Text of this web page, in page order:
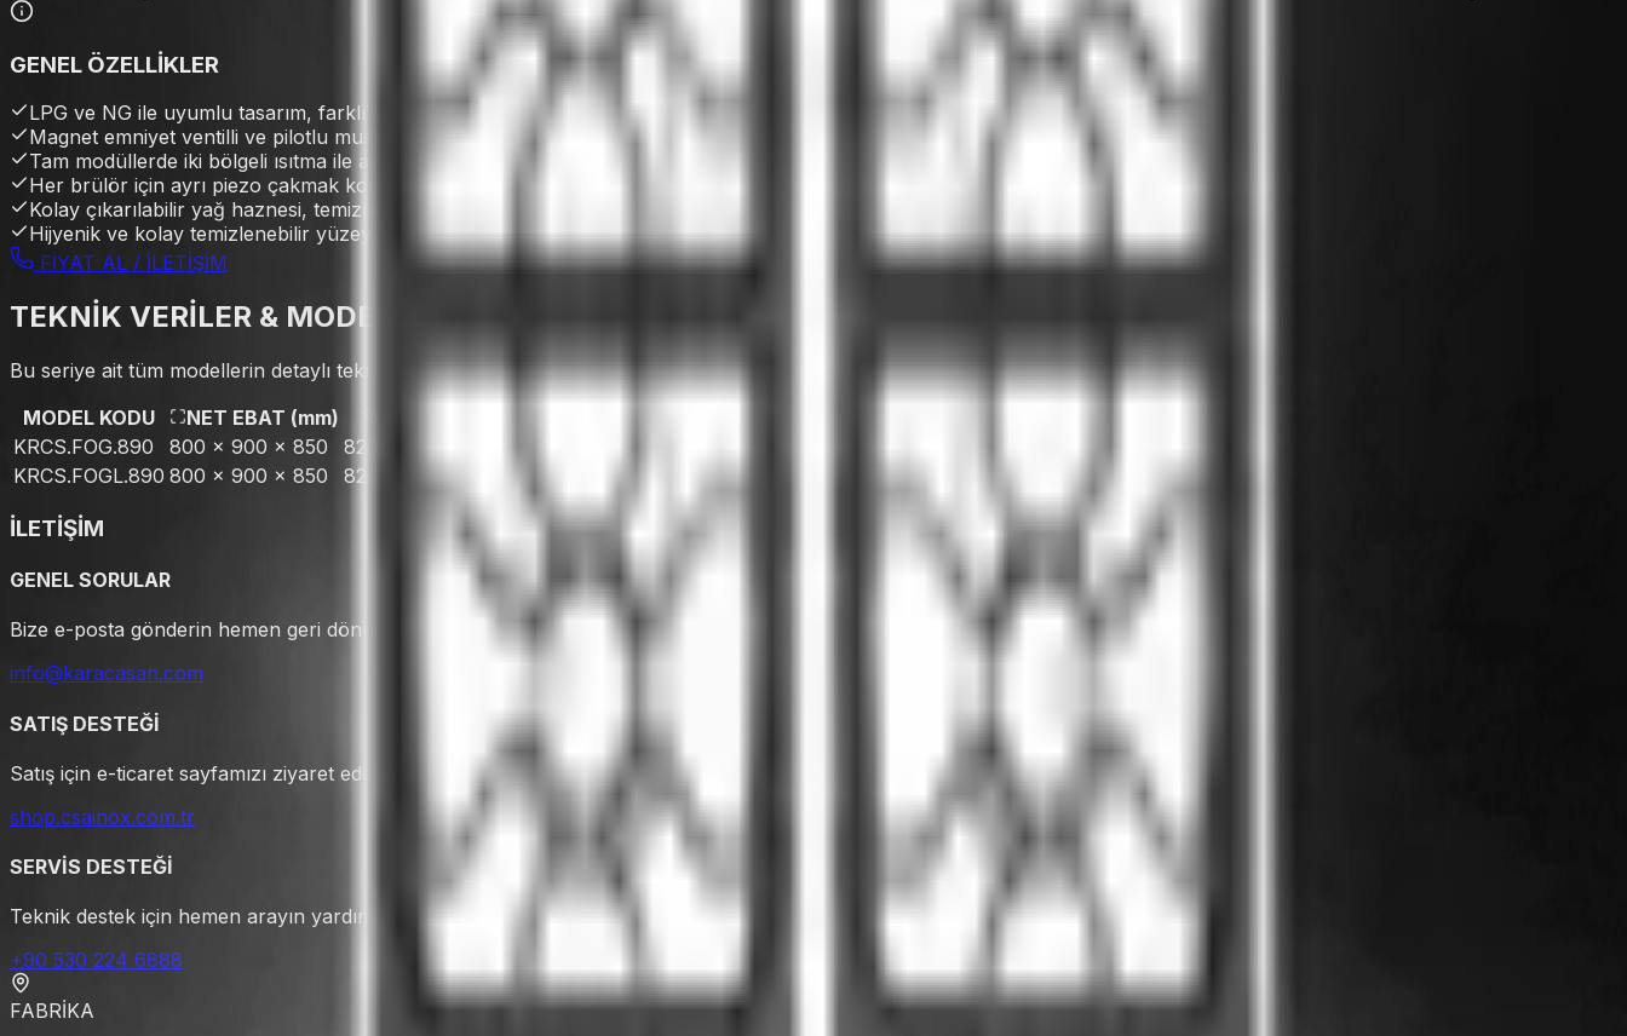
GENEL ÖZELLİKLER
LPG ve NG ile uyumlu tasarım, farklı enerji kaynaklarıyla esnek kullanım.
Magnet emniyet ventilli ve pilotlu musluklar, maksimum güvenlik ve kullanım kolaylığı sağlar.
Tam modüllerde iki bölgeli ısıtma ile aynı anda farklı pişirme sıcaklıkları.
Her brülör için ayrı piezo çakmak kontrolü, hızlı ve güvenilir ateşleme imkânı.
Kolay çıkarılabilir yağ haznesi, temizlik süresini kısaltır.
Hijyenik ve kolay temizlenebilir yüzey, yoğun tempolu mutfaklarda pratik kullanım.
FİYAT AL / İLETİŞİM
TEKNİK VERİLER & MODELLER
Bu seriye ait tüm modellerin detaylı teknik verileri.
MODEL KODU
NET EBAT (mm)
KRCS.FOG.890
800 x 900 x 850 820 x 980 x 1050
KRCS.FOGL.890 800 x 900 x 850 820 x 980 x 1050 4 + 1 Fırın 37,953 KW 30 mbar LPG 2422-GAR-7115/80
İLETİŞİM
GENEL SORULAR
Bize e-posta gönderin hemen geri dönüş yapalım.
info@karacasan.com
SATIŞ DESTEĞİ
Satış için e-ticaret sayfamızı ziyaret edebilirsiniz.
shop.csainox.com.tr
SERVİS DESTEĞİ
Teknik destek için hemen arayın yardımcı olalım.
+90 530 224 6888
FABRİKA